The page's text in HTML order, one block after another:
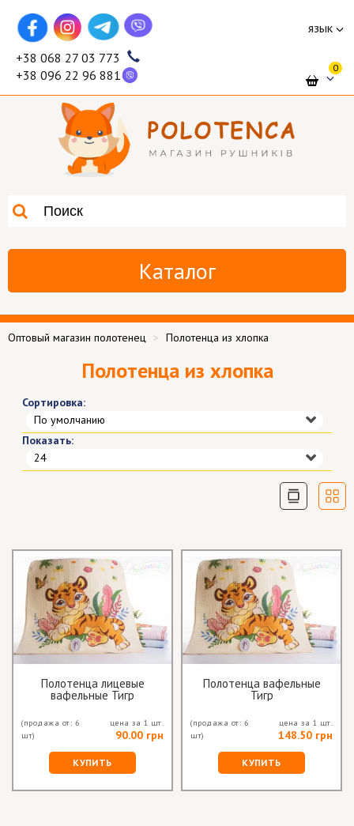
язык
+38 068 27 03 773
+38 096 22 96 881
0
Каталог
Оптовый магазин полотенец Полотенца из хлопка
Полотенца из хлопка
Сортировка:
По умолчанию
Показать:
24
Полотенца лицевые
вафельные Тигр
(продажа от: 6
шт)
цена за 1 шт.
90.00 грн
КУПИТЬ
Полотенца вафельные
Тигр
(продажа от: 6
шт)
цена за 1 шт.
148.50 грн
КУПИТЬ